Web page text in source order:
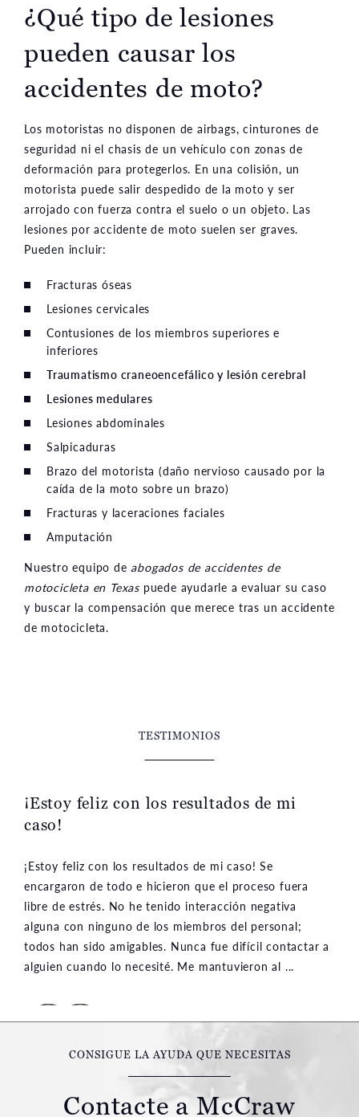
¿Qué tipo de lesiones
pueden causar los
accidentes de moto?
Los motoristas no disponen de airbags, cinturones de
seguridad ni el chasis de un vehículo con zonas de
deformación para protegerlos. En una colisión, un
motorista puede salir despedido de la moto y ser
arrojado con fuerza contra el suelo o un objeto. Las
lesiones por accidente de moto suelen ser graves.
Pueden incluir:
Fracturas óseas
Lesiones cervicales
Contusiones de los miembros superiores e
inferiores
Traumatismo craneoencefálico y lesión cerebral
Lesiones medulares
Lesiones abdominales
Salpicaduras
Brazo del motorista (daño nervioso causado por la
caída de la moto sobre un brazo)
Fracturas y laceraciones faciales
Amputación
Nuestro equipo deabogados de accidentes de
motocicleta en Texas puede ayudarle a evaluar su caso
y buscar la compensación que merece tras un accidente
de motocicleta.
TESTIMONIOS
¡Estoy feliz con los resultados de mi
caso!
¡Estoy feliz con los resultados de mi caso! Se
encargaron de todo e hicieron que el proceso fuera
libre de estrés. No he tenido interacción negativa
alguna con ninguno de los miembros del personal;
todos han sido amigables. Nunca fue difícil contactar a
alguien cuando lo necesité. Me mantuvieron al ...
CONSIGUE LA AYUDA QUE NECESITAS
Contacte a McCraw